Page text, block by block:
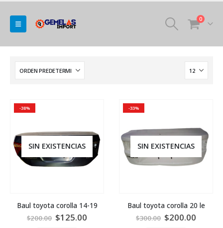
0
-38%
SIN EXISTENCIAS
Baul toyota corolla 14-19
$200.00 $125.00
-33%
SIN EXISTENCIAS
Baul toyota corolla 20 le
$300.00 $200.00